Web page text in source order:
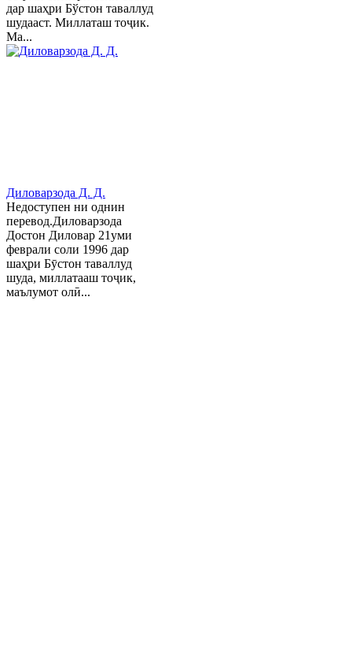
дар шаҳри Бўстон таваллуд
шудааст. Миллаташ тоҷик.
Ма...
Диловарзода Д. Д.
Недоступен ни однин
перевод.Диловарзода
Достон Диловар 21уми
феврали соли 1996 дар
шаҳри Бӯстон таваллуд
шуда, миллатааш тоҷик,
маълумот олӣ...